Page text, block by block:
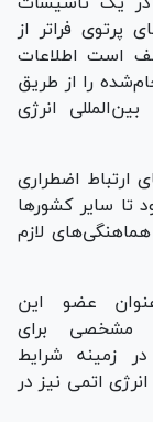
فراتر از
است اطلاعات
را از طریق
انرژی
ارتباط اضطراری
تا سایر کشور‌ها
لازم
عضو این
مشخصی برای
زمینه شرایط
اتمی نیز در